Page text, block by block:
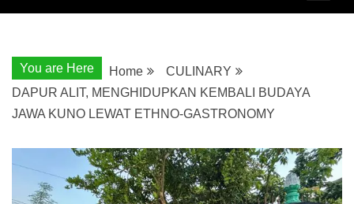
You are Here Home
CULINARY
DAPUR ALIT, MENGHIDUPKAN KEMBALI BUDAYA
JAWA KUNO LEWAT ETHNO-GASTRONOMY